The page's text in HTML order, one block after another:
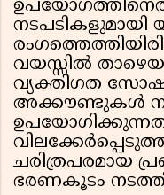
വയസ്സിൽ
വ്യക്തിഗത
അക്കൗണ്ടുകൾ
ചരിത്രപരമായ
ഭരണകൂടം